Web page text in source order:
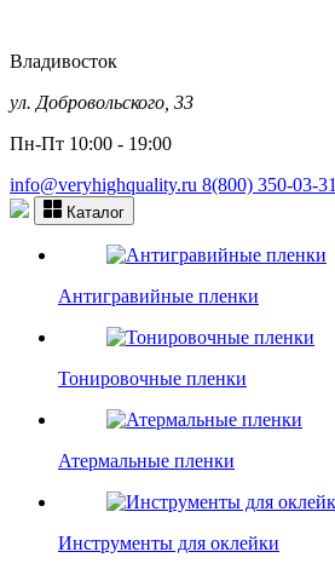
Владивосток
ул. Добровольского, 33
Пн-Пт 10:00 - 19:00
info@veryhighquality.ru 8(800) 350-03-31
Каталог
Антигравийные пленки
Тонировочные пленки
Атермальные пленки
Инструменты для оклейки